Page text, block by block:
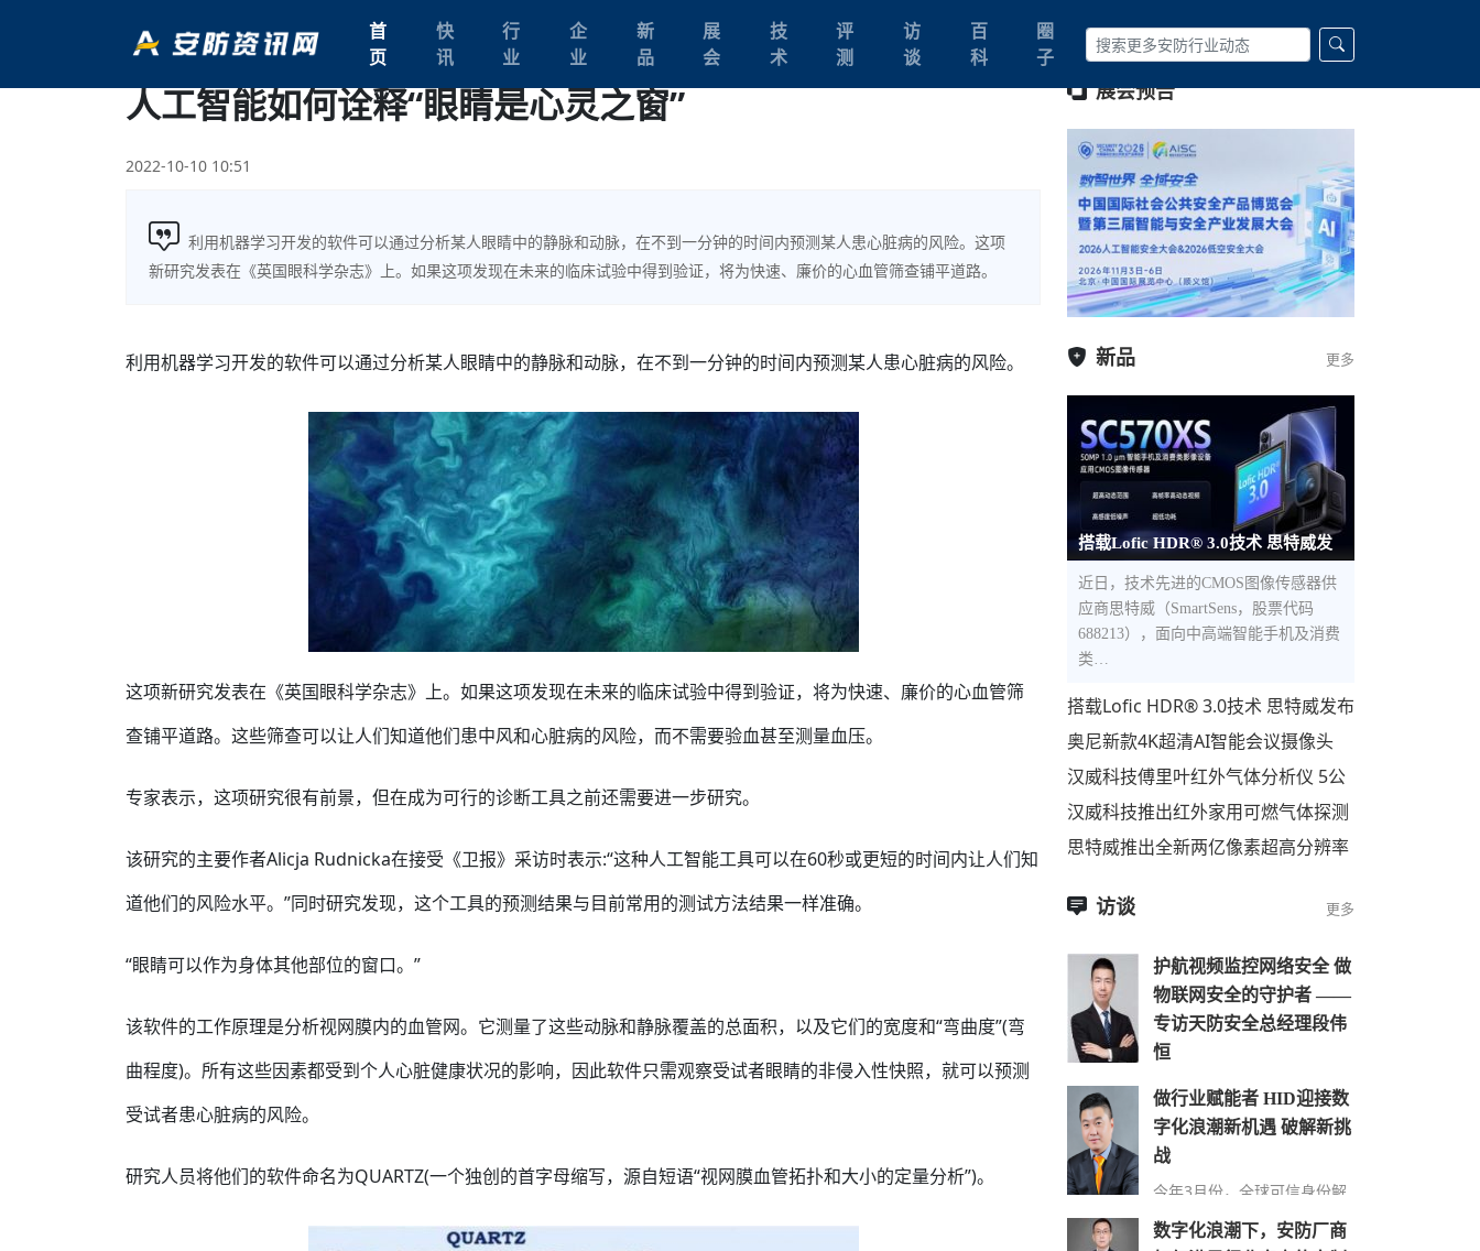
首
页
快
讯
行
业
企
业
新
品
展
会
技
术
评
测
访
谈
百
科
圈
子
人工智能如何诠释“眼睛是心灵之窗”
2022-10-10 10:51
利用机器学习开发的软件可以通过分析某人眼睛中的静脉和动脉，在不到一分钟的时间内预测某人患心脏病的风险。这项
新研究发表在《英国眼科学杂志》上。如果这项发现在未来的临床试验中得到验证，将为快速、廉价的心血管筛查铺平道路。
利用机器学习开发的软件可以通过分析某人眼睛中的静脉和动脉，在不到一分钟的时间内预测某人患心脏病的风险。
这项新研究发表在《英国眼科学杂志》上。如果这项发现在未来的临床试验中得到验证，将为快速、廉价的心血管筛
查铺平道路。这些筛查可以让人们知道他们患中风和心脏病的风险，而不需要验血甚至测量血压。
专家表示，这项研究很有前景，但在成为可行的诊断工具之前还需要进一步研究。
该研究的主要作者Alicja Rudnicka在接受《卫报》采访时表示:“这种人工智能工具可以在60秒或更短的时间内让人们知
道他们的风险水平。”同时研究发现，这个工具的预测结果与目前常用的测试方法结果一样准确。
“眼睛可以作为身体其他部位的窗口。”
该软件的工作原理是分析视网膜内的血管网。它测量了这些动脉和静脉覆盖的总面积，以及它们的宽度和“弯曲度”(弯
曲程度)。所有这些因素都受到个人心脏健康状况的影响，因此软件只需观察受试者眼睛的非侵入性快照，就可以预测
受试者患心脏病的风险。
研究人员将他们的软件命名为QUARTZ(一个独创的首字母缩写，源自短语“视网膜血管拓扑和大小的定量分析”)。
展会预告
新品 更多
搭载Lofic HDR® 3.0技术 思特威发
布全新5000万像素1.0μm像素尺寸
近日，技术先进的CMOS图像传感器供
应商思特威（SmartSens，股票代码
688213），面向中高端智能手机及消费
类…
搭载Lofic HDR® 3.0技术 思特威发布
全新5000万像素1.0μm像素尺寸超高
动态范围CMOS图像
奥尼新款4K超清AI智能会议摄像头
C98Pro即将上市
汉威科技傅里叶红外气体分析仪 5公
里开外，500种气体，一眼便知！
汉威科技推出红外家用可燃气体探测
器
思特威推出全新两亿像素超高分辨率
访谈 更多
护航视频监控网络安全 做
物联网安全的守护者 ——
专访天防安全总经理段伟
恒
在万物互联时代，网络安全的
重要性日益凸显，尤其在快速
发展的城市建设中，搭建的巨
大物联网络对其安全保障…
做行业赋能者 HID迎接数
字化浪潮新机遇 破解新挑
战
今年3月份，全球可信身份解
的《安防行业现状报告》（以
数字化浪潮下，安防厂商